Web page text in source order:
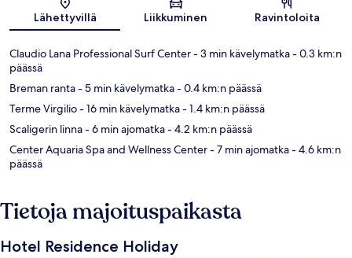
Kartta
Lähettyvillä Liikkuminen Ravintoloita
Claudio Lana Professional Surf Center- 3 min kävelymatka- 0.3 km:n
päässä
Breman ranta- 5 min kävelymatka- 0.4 km:n päässä
Terme Virgilio- 16 min kävelymatka- 1.4 km:n päässä
Scaligerin linna- 6 min ajomatka- 4.2 km:n päässä
Center Aquaria Spa and Wellness Center- 7 min ajomatka- 4.6 km:n
päässä
Tietoja majoituspaikasta
Hotel Residence Holiday